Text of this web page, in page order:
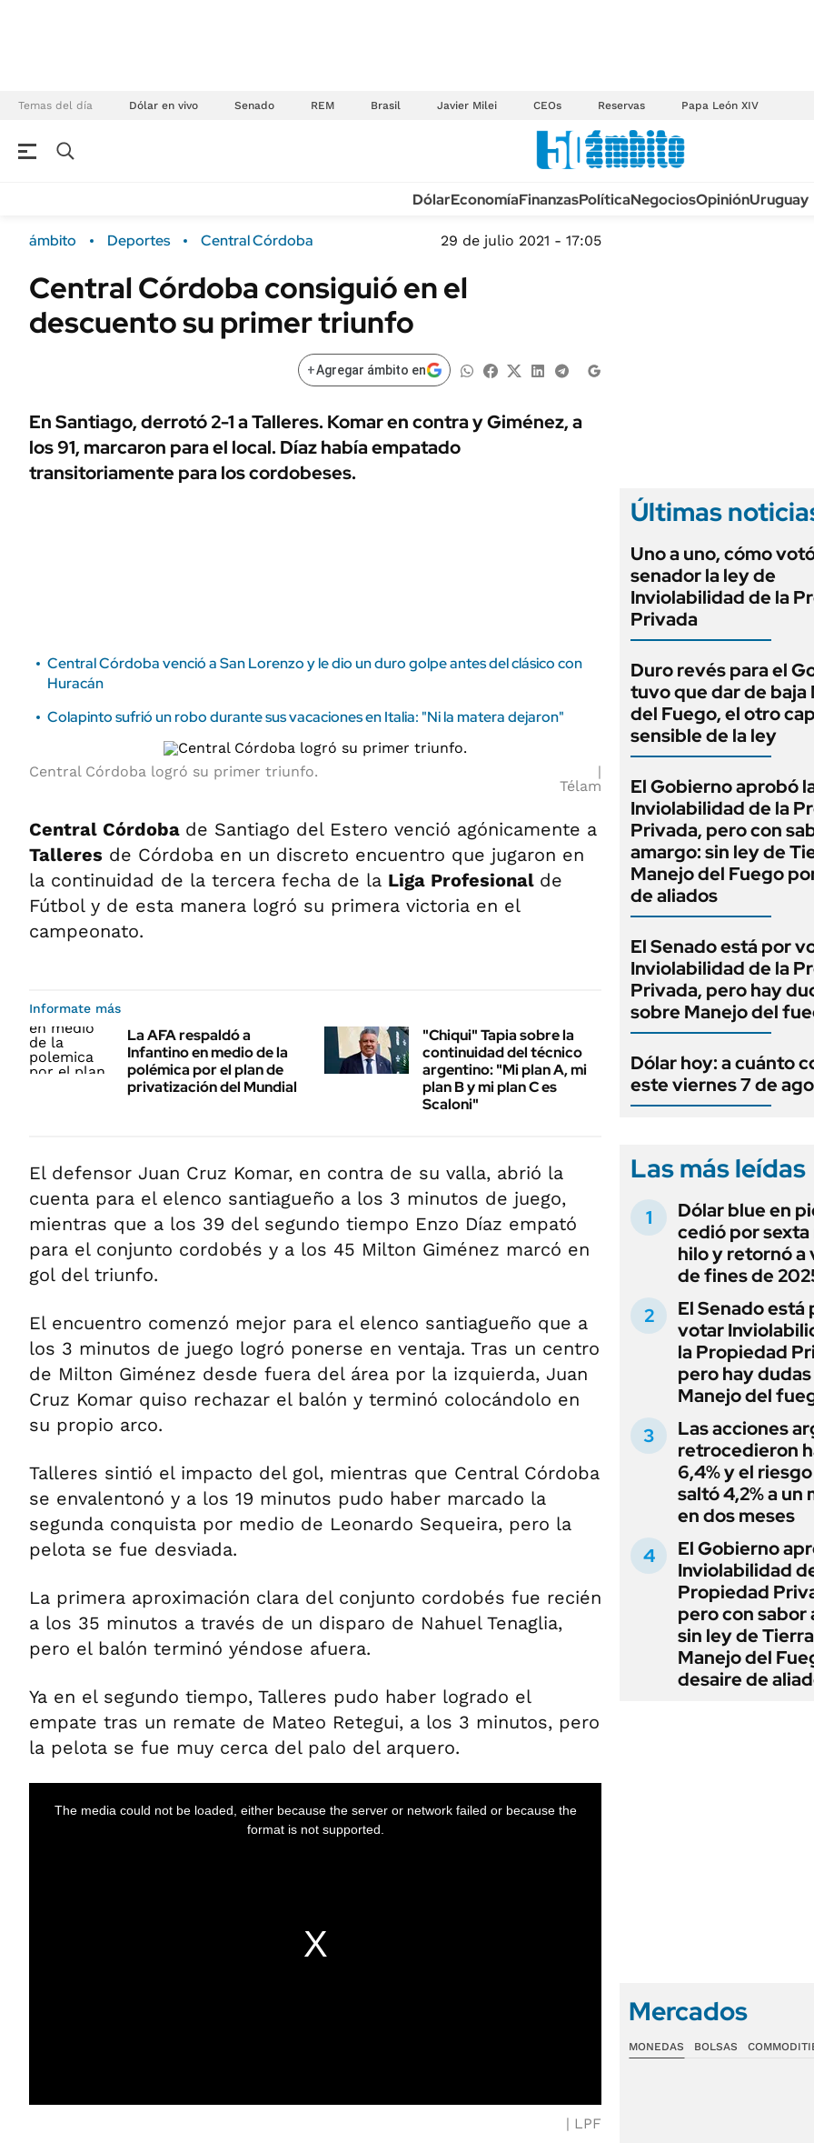
Temas del día Dólar en vivo Senado REM Brasil Javier Milei CEOs Reservas Papa León XIV
Campo
FINANZAS
ÁMBITO DEBATE
MEDIAKIT AMBITO DEBATE
Sustentabilidad
Seguros
POLÍTICA
URUGUAY
TECNOLOGÍA
MÉXICO
LIFESTYLE
DólarEconomíaFinanzasPolíticaNegociosOpiniónUruguay
ámbito Deportes Central Córdoba 29 de julio 2021 - 17:05
Central Córdoba consiguió en el
descuento su primer triunfo
+Agregar ámbito en
En Santiago, derrotó 2-1 a Talleres. Komar en contra y Giménez, a
los 91, marcaron para el local. Díaz había empatado
transitoriamente para los cordobeses.
Central Córdoba venció a San Lorenzo y le dio un duro golpe antes del clásico con
Huracán
Colapinto sufrió un robo durante sus vacaciones en Italia: "Ni la matera dejaron"
Central Córdoba logró su primer triunfo.
Télam
Central Córdoba de Santiago del Estero venció agónicamente a
Talleres de Córdoba en un discreto encuentro que jugaron en
la continuidad de la tercera fecha de la Liga Profesional de
Fútbol y de esta manera logró su primera victoria en el
campeonato.
Informate más
La AFA respaldó a
Infantino en medio de la
polémica por el plan de
privatización del Mundial
"Chiqui" Tapia sobre la
continuidad del técnico
argentino: "Mi plan A, mi
plan B y mi plan C es
Scaloni"
El defensor Juan Cruz Komar, en contra de su valla, abrió la
cuenta para el elenco santiagueño a los 3 minutos de juego,
mientras que a los 39 del segundo tiempo Enzo Díaz empató
para el conjunto cordobés y a los 45 Milton Giménez marcó en
gol del triunfo.
El encuentro comenzó mejor para el elenco santiagueño que a
los 3 minutos de juego logró ponerse en ventaja. Tras un centro
de Milton Giménez desde fuera del área por la izquierda, Juan
Cruz Komar quiso rechazar el balón y terminó colocándolo en
su propio arco.
Talleres sintió el impacto del gol, mientras que Central Córdoba
se envalentonó y a los 19 minutos pudo haber marcado la
segunda conquista por medio de Leonardo Sequeira, pero la
pelota se fue desviada.
La primera aproximación clara del conjunto cordobés fue recién
a los 35 minutos a través de un disparo de Nahuel Tenaglia,
pero el balón terminó yéndose afuera.
Ya en el segundo tiempo, Talleres pudo haber logrado el
empate tras un remate de Mateo Retegui, a los 3 minutos, pero
la pelota se fue muy cerca del palo del arquero.
LPF
Últimas
Uno a uno, cómo
senador la ley de
Inviolabilidad de la
Privada
Duro revés para el
tuvo que dar de baja
del Fuego, el otro
sensible de la ley
El Gobierno aprobó
Inviolabilidad de la
Privada, pero con
amargo: sin ley de
Manejo del Fuego
de aliados
El Senado está por
Inviolabilidad de la
Privada, pero hay
sobre Manejo del
Dólar hoy: a cuánto
este viernes 7 de
Las más leídas
Dólar blue en
cedió por sexta
hilo y retornó a
de fines de
El Senado está
votar
la Propiedad
pero hay
Manejo del
Las acciones
retrocedieron
6,4% y el
saltó 4,2% a un
en dos meses
El Gobierno
Inviolabilidad
Propiedad
pero con sabor
sin ley de
Manejo del
desaire de
Mercados
MONEDAS BOLSAS